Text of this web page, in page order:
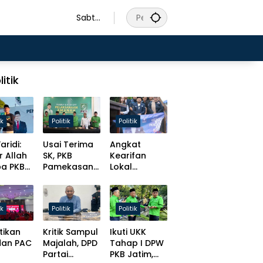
Sabtu
Allah
PKB
Politik
Usai Terima
SK, PKB
Pamekasan
Target Solid
Hingga Desa
Politik
Angkat
Kearifan
Lokal
Slamet
Ariyadi
Bulatkan
Tekat Daftar
Caketum BM
PAN
PAC
Politik
Kritik Sampul
Majalah, DPD
Partai
Politik
Ikuti UKK
Tahap I DPW
PKB Jatim,